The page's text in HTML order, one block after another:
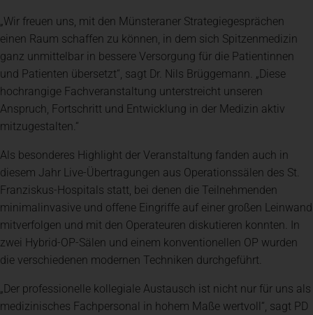
„Wir freuen uns, mit den Münsteraner Strategiegesprächen
einen Raum schaffen zu können, in dem sich Spitzenmedizin
ganz unmittelbar in bessere Versorgung für die Patientinnen
und Patienten übersetzt“, sagt Dr. Nils Brüggemann. „Diese
hochrangige Fachveranstaltung unterstreicht unseren
Anspruch, Fortschritt und Entwicklung in der Medizin aktiv
mitzugestalten.“
Als besonderes Highlight der Veranstaltung fanden auch in
diesem Jahr Live-Übertragungen aus Operationssälen des St.
Franziskus-Hospitals statt, bei denen die Teilnehmenden
minimalinvasive und offene Eingriffe auf einer großen Leinwand
mitverfolgen und mit den Operateuren diskutieren konnten. In
zwei Hybrid-OP-Sälen und einem konventionellen OP wurden
die verschiedenen modernen Techniken durchgeführt.
„Der professionelle kollegiale Austausch ist nicht nur für uns als
medizinisches Fachpersonal in hohem Maße wertvoll“, sagt PD